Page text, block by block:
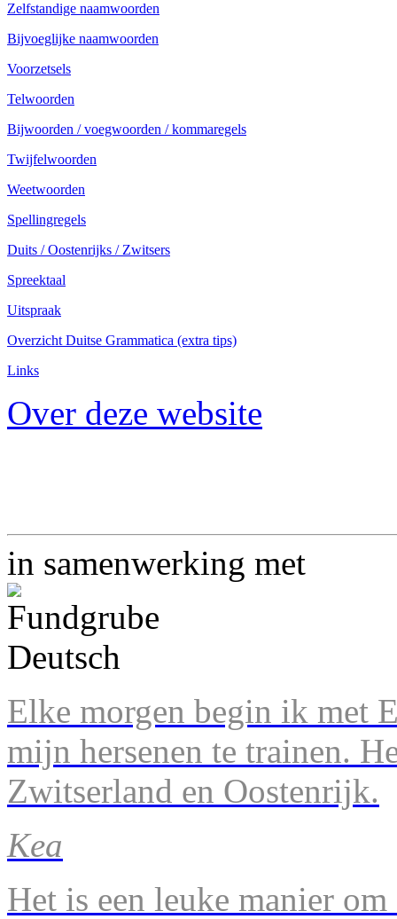
Zelfstandige naamwoorden
Bijvoeglijke naamwoorden
Voorzetsels
Telwoorden
Bijwoorden / voegwoorden / kommaregels
Twijfelwoorden
Weetwoorden
Spellingregels
Duits / Oostenrijks / Zwitsers
Spreektaal
Uitspraak
Overzicht Duitse Grammatica (extra tips)
Links
Over deze website
in samenwerking met
Elke morgen begin ik met
mijn hersenen te trainen.
Zwitserland en Oostenrijk.
Kea
Het is een leuke manier